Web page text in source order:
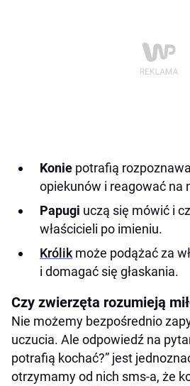
Konie potrafią
opiekunów i reagować na
Papugi uczą się mówić i
właścicieli po imieniu.
Królik może podążać za
i domagać się głaskania.
Czy zwierzęta rozumieją
Nie możemy bezpośrednio
uczucia. Ale odpowiedź na
potrafią kochać?” jest
otrzymamy od nich sms-a, że